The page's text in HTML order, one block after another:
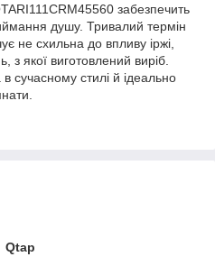
забезпечить
душу. Тривалий термін
не схильна до впливу іржі,
з якої виготовлений виріб.
сучасному стилі й ідеально
Qtap